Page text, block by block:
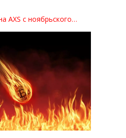
AXS с ноябрьского…